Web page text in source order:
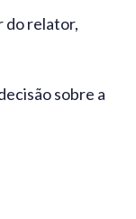
do relator,
sobre a